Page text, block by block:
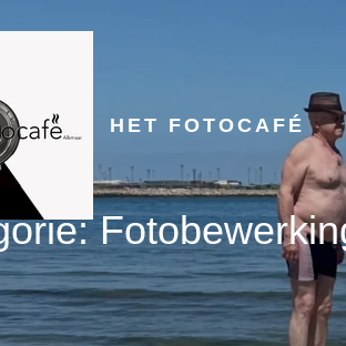
HET FOTOCAFÉ